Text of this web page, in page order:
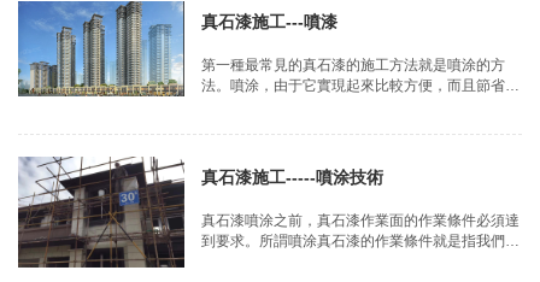
真石漆施工---噴漆
第一種最常見的真石漆的施工方法就是噴涂的方
法。噴涂，由于它實現起來比較方便，而且節省人
真石漆施工-----噴涂技術
真石漆噴涂之前，真石漆作業面的作業條件必須達
到要求。所謂噴涂真石漆的作業條件就是指我們真